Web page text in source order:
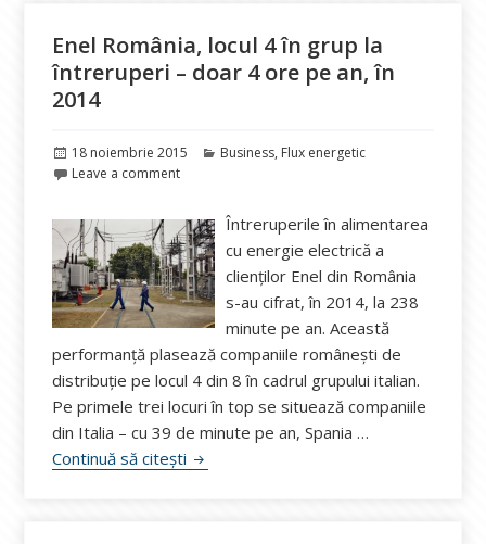
Enel România, locul 4 în grup la
întreruperi – doar 4 ore pe an, în
2014
Publicat
pe
18 noiembrie 2015 Categorii
Business, Flux energetic
Leave a comment
Întreruperile în alimentarea
cu energie electrică a
clienților Enel din România
s-au cifrat, în 2014, la 238
minute pe an. Această
performanță plasează companiile românești de
distribuție pe locul 4 din 8 în cadrul grupului italian.
Pe primele trei locuri în top se situează companiile
din Italia – cu 39 de minute pe an, Spania …
Continuă să citești Enel România, locul 4 în grup la